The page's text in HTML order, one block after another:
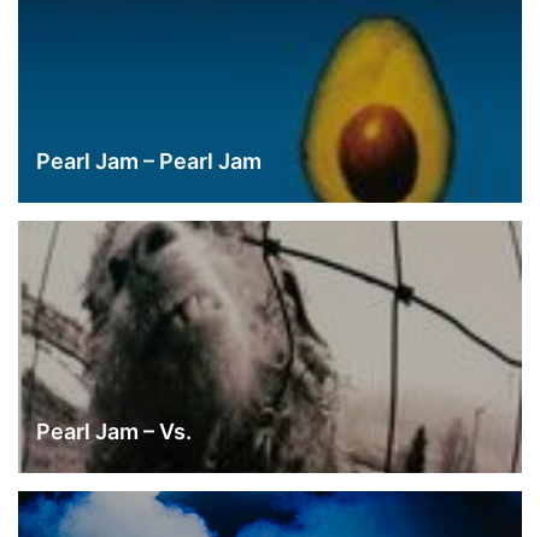
Pearl Jam – Pearl Jam
Pearl Jam – Vs.